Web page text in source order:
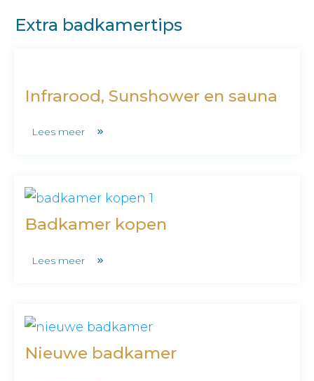
Extra badkamertips
Infrarood, Sunshower en sauna
Lees meer
Badkamer kopen
Lees meer
Nieuwe badkamer